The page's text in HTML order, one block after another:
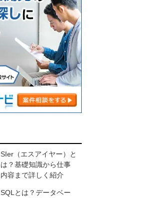
SIer（エスアイヤー）と
は？基礎知識から仕事
内容まで詳しく紹介
SQLとは？データベー